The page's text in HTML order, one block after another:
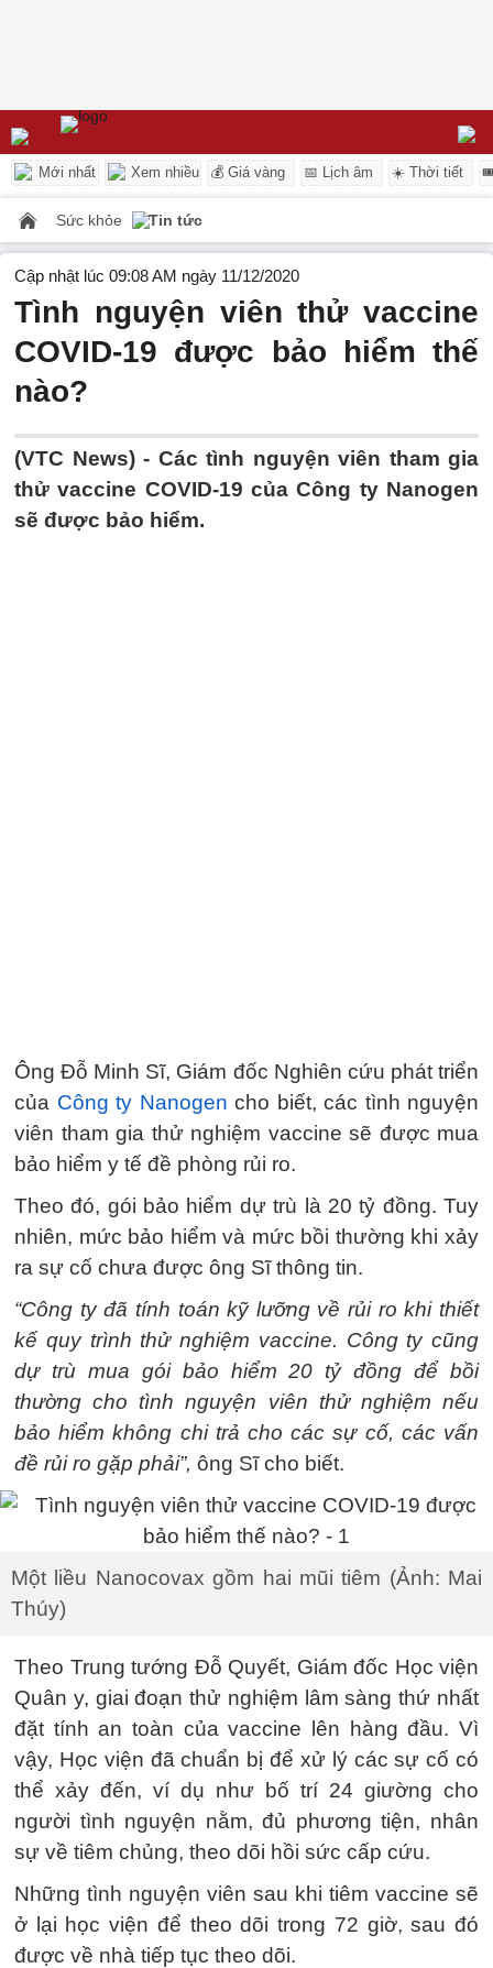
Mới nhất Xem nhiều 💰 Giá vàng 📅 Lịch âm ☀️ Thời tiết
Sức khỏe Tin tức
Cập nhật lúc 09:08 AM ngày 11/12/2020
Tình nguyện viên thử vaccine
COVID-19 được bảo hiểm thế
nào?
(VTC News) - Các tình nguyện viên tham gia
thử vaccine COVID-19 của Công ty Nanogen
sẽ được bảo hiểm.
Ông Đỗ Minh Sĩ, Giám đốc Nghiên cứu phát triển
của Công ty Nanogen cho biết, các tình nguyện
viên tham gia thử nghiệm vaccine sẽ được mua
bảo hiểm y tế đề phòng rủi ro.
Theo đó, gói bảo hiểm dự trù là 20 tỷ đồng. Tuy
nhiên, mức bảo hiểm và mức bồi thường khi xảy
ra sự cố chưa được ông Sĩ thông tin.
“Công ty đã tính toán kỹ lưỡng về rủi ro khi thiết
kế quy trình thử nghiệm vaccine. Công ty cũng
dự trù mua gói bảo hiểm 20 tỷ đồng để bồi
thường cho tình nguyện viên thử nghiệm nếu
bảo hiểm không chi trả cho các sự cố, các vấn
đề rủi ro gặp phải”, ông Sĩ cho biết.
Một liều Nanocovax gồm hai mũi tiêm (Ảnh: Mai
Thúy)
Theo Trung tướng Đỗ Quyết, Giám đốc Học viện
Quân y, giai đoạn thử nghiệm lâm sàng thứ nhất
đặt tính an toàn của vaccine lên hàng đầu. Vì
vậy, Học viện đã chuẩn bị để xử lý các sự cố có
thể xảy đến, ví dụ như bố trí 24 giường cho
người tình nguyện nằm, đủ phương tiện, nhân
sự về tiêm chủng, theo dõi hồi sức cấp cứu.
Những tình nguyện viên sau khi tiêm vaccine sẽ
ở lại học viện để theo dõi trong 72 giờ, sau đó
được về nhà tiếp tục theo dõi.